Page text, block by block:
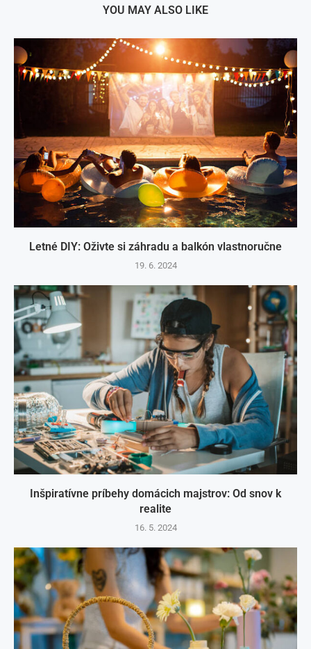
YOU MAY ALSO LIKE
Letné DIY: Oživte si záhradu a balkón vlastnoručne
19. 6. 2024
Inšpiratívne príbehy domácich majstrov: Od snov k
realite
16. 5. 2024